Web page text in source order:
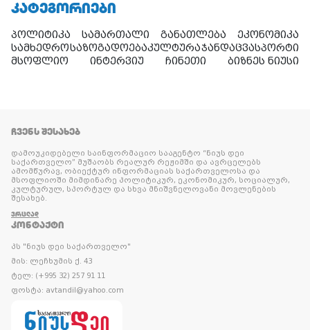
ᲙᲐᲢᲔᲒᲝᲠᲘᲔᲑᲘ
პოლიტიკა სამართალი განათლება
ეკონომიკა
სამხედროსაზოგადოებაკულტურაჯანდაცვასპორტი
მსოფლიო
ინტერვიუ ჩინეთი ბიზნეს ნიუსი
ᲩᲕᲔᲜᲡ ᲨᲔᲡᲐᲮᲔᲑ
დამოუკიდებელი საინფორმაციო სააგენტო “ნიუს დეი
საქართველო” მუშაობს რეალურ რეჟიმში და ავრცელებს
ამომწურავ, ობიექტურ ინფორმაციას საქართველოსა და
მსოფლიოში მიმდინარე პოლიტიკურ, ეკონომიკურ, სოციალურ,
კულტურულ, სპორტულ და სხვა მნიშვნელოვანი მოვლენების
შესახებ.
ᲕᲠᲪᲚᲐᲓ
ᲙᲝᲜᲢᲐᲥᲢᲘ
პს "ნიუს დეი საქართველო"
მის: ლეჩხუმის ქ. 43
ტელ: (+995 32) 257 91 11
ფოსტა: avtandil@yahoo.com